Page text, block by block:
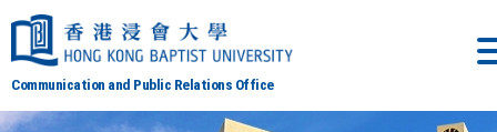
Communication and Public Relations Office